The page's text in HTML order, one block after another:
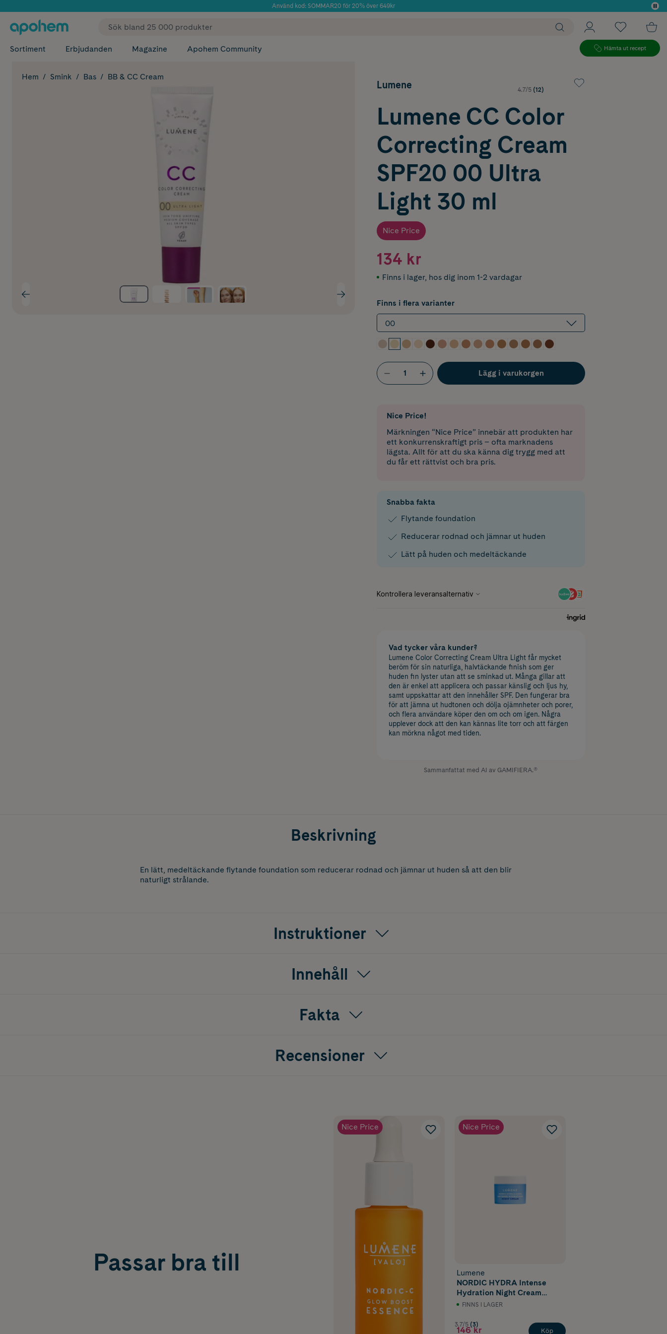
Använd kod: SOMMAR20 för 20% över 649kr
Sortiment Erbjudanden Magazine Apohem Community Hämta ut recept
Hem Smink Bas BB & CC Cream
Lumene 4.7/5 (12)
Lumene CC Color
Correcting Cream
SPF20 00 Ultra
Light 30 ml
Nice Price
134 kr
Finns i lager, hos dig inom 1-2 vardagar
Finns i flera varianter
00
Lägg i varukorgen
Nice Price!
Märkningen “Nice Price” innebär att produkten har
ett konkurrenskraftigt pris – ofta marknadens
lägsta. Allt för att du ska känna dig trygg med att
du får ett rättvist och bra pris.
Snabba fakta
Flytande foundation
Reducerar rodnad och jämnar ut huden
Lätt på huden och medeltäckande
Vad tycker våra kunder?
Lumene Color Correcting Cream Ultra Light får mycket
beröm för sin naturliga, halvtäckande finish som ger
huden fin lyster utan att se sminkad ut. Många gillar att
den är enkel att applicera och passar känslig och ljus hy,
samt uppskattar att den innehåller SPF. Den fungerar bra
för att jämna ut hudtonen och dölja ojämnheter och porer,
och flera användare köper den om och om igen. Några
upplever dock att den kan kännas lite torr och att färgen
kan mörkna något med tiden.
Sammanfattat med AI av GAMIFIERA.®
Beskrivning
En lätt, medeltäckande flytande foundation som reducerar rodnad och jämnar ut huden så att den blir
naturligt strålande.
Instruktioner
Innehåll
Fakta
Recensioner
Passar bra till
Nice Price Nice Price
Lumene
NORDIC HYDRA Intense
Hydration Night Cream
50 ml
FINNS I LAGER
3.7/5 (3)
146 kr Köp